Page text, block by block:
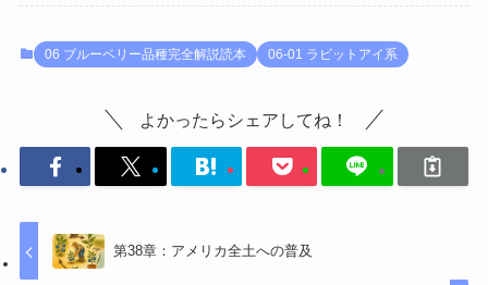
06 ブルーベリー品種完全解説読本 06-01 ラビットアイ系
よかったらシェアしてね！
第38章：アメリカ全土への普及